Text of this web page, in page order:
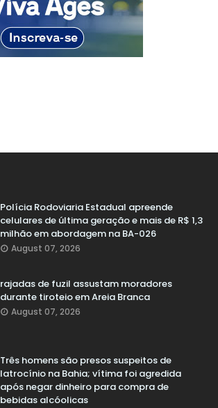
Polícia Rodoviaria Estadual apreende
celulares de última geração e mais de R$ 1,3
milhão em abordagem na BA-026
August 07, 2026
rajadas de fuzil assustam moradores
durante tiroteio em Areia Branca
August 07, 2026
Três homens são presos suspeitos de
latrocínio na Bahia; vítima foi agredida
após negar dinheiro para compra de
bebidas alcóolicas